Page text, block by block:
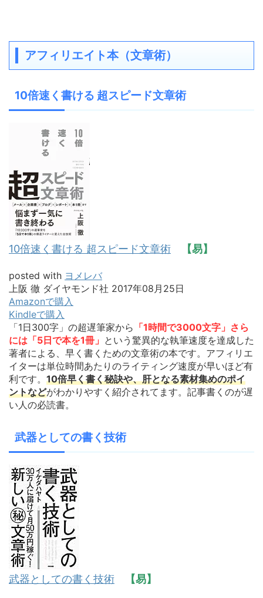
アフィリエイト本（文章術）
10倍速く書ける 超スピード文章術
10倍速く書ける 超スピード文章術 【易】
posted with ヨメレバ
上阪 徹 ダイヤモンド社 2017年08月25日
Amazonで購入
Kindleで購入
「1日300字」の超遅筆家から 「1時間で3000文字」さら
には「5日で本を1冊」 という驚異的な執筆速度を達成した
著者による、早く書くための文章術の本です。アフィリエ
イターは単位時間あたりのライティング速度が早いほど有
利です。 10倍早く書く秘訣や、肝となる素材集めのポイ
ントなどがわかりやすく紹介されてます。記事書くのが遅
い人の必読書。
武器としての書く技術
武器としての書く技術 【易】